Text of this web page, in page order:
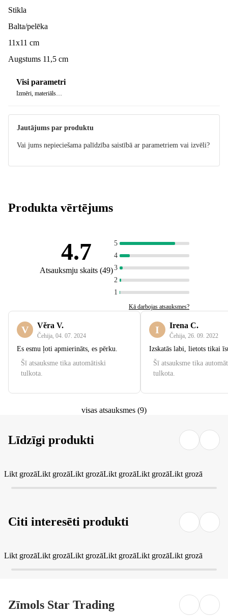
Stikla
Balta/pelēka
11x11 cm
Augstums 11,5 cm
Visi parametri
Izmēri, materiāls…
Jautājums par produktu
Vai jums nepieciešama palīdzība saistībā ar parametriem vai izvēli?
Produkta vērtējums
4.7
Atsauksmju skaits (49)
5
4
3
2
1
Kā darbojas atsauksmes?
V Věra V.
Čehija 04. 07. 2024
Es esmu ļoti apmierināts, es pērku.
Šī atsauksme tika automātiski
tulkota.
I Irena C.
Čehija 26. 09. 2022
Izskatās labi, lietots tikai
Šī atsauksme tika
tulkota.
visas atsauksmes (9)
Līdzīgi produkti
Likt grozāLikt grozāLikt grozāLikt grozāLikt grozāLikt grozā
Citi interesēti produkti
Likt grozāLikt grozāLikt grozāLikt grozāLikt grozāLikt grozā
Zīmols Star Trading